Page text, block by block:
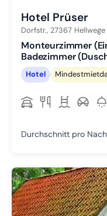
Hotel Prüser
Dorfstr., 27367 Hellwege
Monteurzimmer
Badezimmer
Hotel
Durchschnitt pro